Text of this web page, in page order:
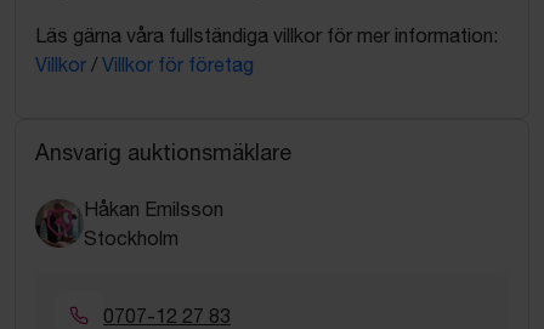
Läs gärna våra fullständiga villkor för mer information:
Villkor / Villkor för företag
Ansvarig auktionsmäklare
Håkan Emilsson
Stockholm
0707-12 27 83